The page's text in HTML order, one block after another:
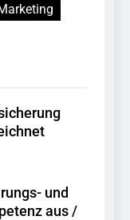
und
aus /